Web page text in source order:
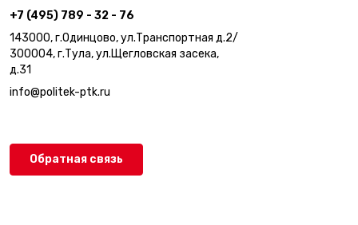
+7 (495) 789 - 32 - 76
143000, г.Одинцово, ул.Транспортная д.2/
300004, г.Тула, ул.Щегловская засека,
д.31
info@politek-ptk.ru
Обратная связь